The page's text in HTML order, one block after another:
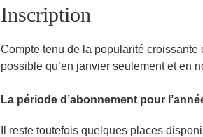
Inscription
Compte tenu de la popularité croissante
possible qu’en janvier seulement et en
La période d’abonnement pour
Il reste toutefois quelques places